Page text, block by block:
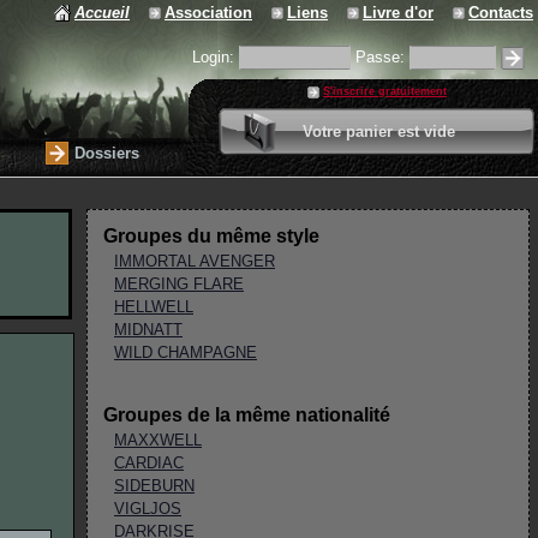
Accueil Association Liens Livre d'or Contacts
Login: Passe:
S'inscrire gratuitement
Votre panier est vide
0 article
Valider votre panier
Dossiers
Groupes du même style
IMMORTAL AVENGER
MERGING FLARE
HELLWELL
MIDNATT
WILD CHAMPAGNE
Groupes de la même nationalité
MAXXWELL
CARDIAC
SIDEBURN
VIGLJOS
DARKRISE